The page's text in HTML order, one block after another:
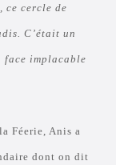
ce cercle de
C’était un
implacable
Féerie, Anis a
dont on dit